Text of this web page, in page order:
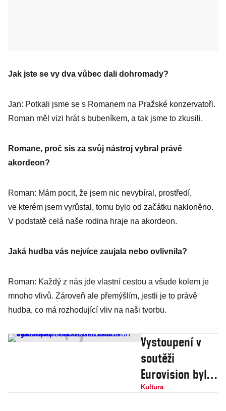
Jak jste se vy dva vůbec dali dohromady?
Jan: Potkali jsme se s Romanem na Pražské konzervatoři.
Roman měl vizi hrát s bubeníkem, a tak jsme to zkusili.
Romane, proč sis za svůj nástroj vybral právě
akordeon?
Roman: Mám pocit, že jsem nic nevybíral, prostředí,
ve kterém jsem vyrůstal, tomu bylo od začátku nakloněno.
V podstatě celá naše rodina hraje na akordeon.
Jaká hudba vás nejvíce zaujala nebo ovlivnila?
Roman: Každý z nás jde vlastní cestou a všude kolem je
mnoho vlivů. Zároveň ale přemýšlím, jestli je to právě
hudba, co má rozhodující vliv na naši tvorbu.
Vystoupení v
soutěži
Eurovision byla
léčba šokem,
Kultura